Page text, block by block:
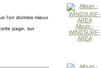
l'on dormira mieux
page, sur
Album -
WINDSURF-
AREA